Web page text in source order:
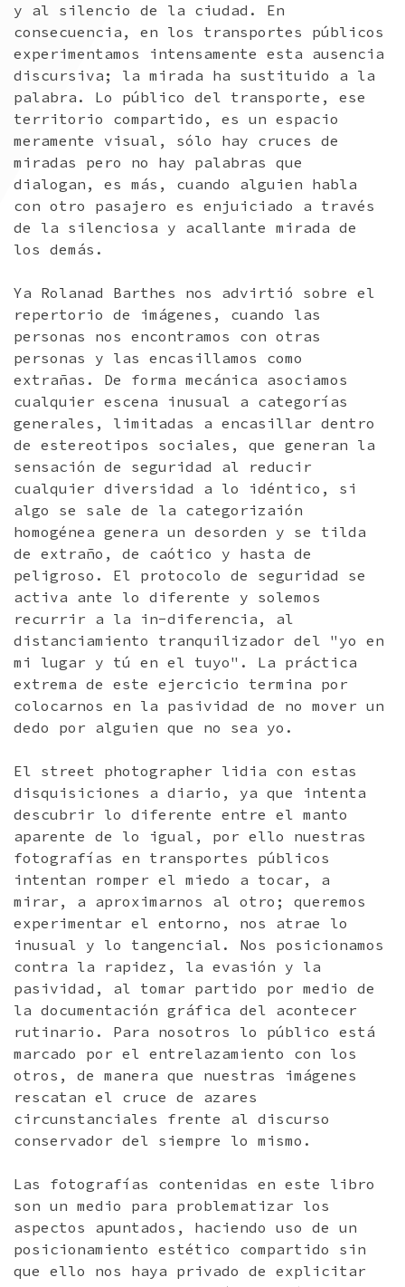
y al silencio de la ciudad. En
consecuencia, en los transportes públicos
experimentamos intensamente esta ausencia
discursiva; la mirada ha sustituido a la
palabra. Lo público del transporte, ese
territorio compartido, es un espacio
meramente visual, sólo hay cruces de
miradas pero no hay palabras que
dialogan, es más, cuando alguien habla
con otro pasajero es enjuiciado a través
de la silenciosa y acallante mirada de
los demás.
Ya Rolanad Barthes nos advirtió sobre el
repertorio de imágenes, cuando las
personas nos encontramos con otras
personas y las encasillamos como
extrañas. De forma mecánica asociamos
cualquier escena inusual a categorías
generales, limitadas a encasillar dentro
de estereotipos sociales, que generan la
sensación de seguridad al reducir
cualquier diversidad a lo idéntico, si
algo se sale de la categorizaión
homogénea genera un desorden y se tilda
de extraño, de caótico y hasta de
peligroso. El protocolo de seguridad se
activa ante lo diferente y solemos
recurrir a la in-diferencia, al
distanciamiento tranquilizador del "yo en
mi lugar y tú en el tuyo". La práctica
extrema de este ejercicio termina por
colocarnos en la pasividad de no mover un
dedo por alguien que no sea yo.
El street photographer lidia con estas
disquisiciones a diario, ya que intenta
descubrir lo diferente entre el manto
aparente de lo igual, por ello nuestras
fotografías en transportes públicos
intentan romper el miedo a tocar, a
mirar, a aproximarnos al otro; queremos
experimentar el entorno, nos atrae lo
inusual y lo tangencial. Nos posicionamos
contra la rapidez, la evasión y la
pasividad, al tomar partido por medio de
la documentación gráfica del acontecer
rutinario. Para nosotros lo público está
marcado por el entrelazamiento con los
otros, de manera que nuestras imágenes
rescatan el cruce de azares
circunstanciales frente al discurso
conservador del siempre lo mismo.
Las fotografías contenidas en este libro
son un medio para problematizar los
aspectos apuntados, haciendo uso de un
posicionamiento estético compartido sin
que ello nos haya privado de explicitar